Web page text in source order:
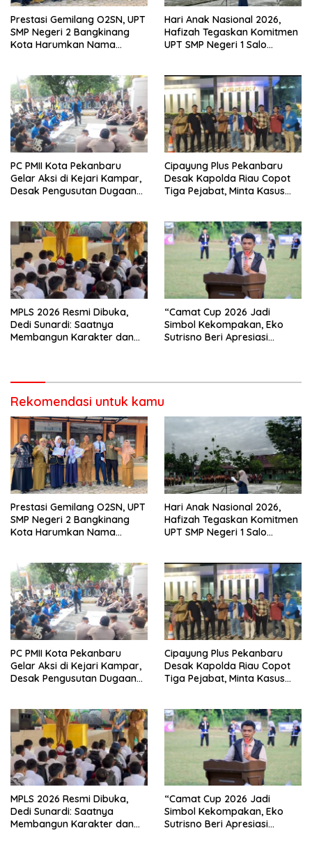
Prestasi Gemilang O2SN, UPT
SMP Negeri 2 Bangkinang
Kota Harumkan Nama
Hari Anak Nasional 2026,
Hafizah Tegaskan Komitmen
UPT SMP Negeri 1 Salo
PC PMII Kota Pekanbaru
Gelar Aksi di Kejari Kampar,
Desak Pengusutan Dugaan
Cipayung Plus Pekanbaru
Desak Kapolda Riau Copot
Tiga Pejabat, Minta Kasus
MPLS 2026 Resmi Dibuka,
Dedi Sunardi: Saatnya
Membangun Karakter dan
“Camat Cup 2026 Jadi
Simbol Kekompakan, Eko
Sutrisno Beri Apresiasi
Rekomendasi untuk kamu
Prestasi Gemilang O2SN, UPT
SMP Negeri 2 Bangkinang
Kota Harumkan Nama
Hari Anak Nasional 2026,
Hafizah Tegaskan Komitmen
UPT SMP Negeri 1 Salo
PC PMII Kota Pekanbaru
Gelar Aksi di Kejari Kampar,
Desak Pengusutan Dugaan
Cipayung Plus Pekanbaru
Desak Kapolda Riau Copot
Tiga Pejabat, Minta Kasus
MPLS 2026 Resmi Dibuka,
Dedi Sunardi: Saatnya
Membangun Karakter dan
“Camat Cup 2026 Jadi
Simbol Kekompakan, Eko
Sutrisno Beri Apresiasi